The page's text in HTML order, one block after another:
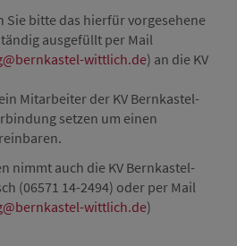
Sie bitte das hierfür vorgesehene
ausgefüllt per Mail
wittlich.de) an die KV
Mitarbeiter der KV Bernkastel-
setzen um einen
nimmt auch die KV Bernkastel-
(06571 14-2494) oder per Mail
wittlich.de)